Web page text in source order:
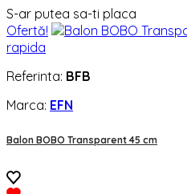
S-ar putea sa-ti placa
Ofertă!
rapida
Referinta: BFB
Marca: EFN
Balon BOBO Transparent 45 cm